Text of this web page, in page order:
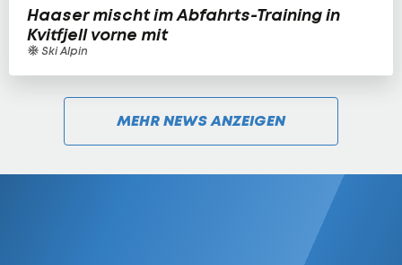
Haaser mischt im Abfahrts-Training in
Kvitfjell vorne mit
Ski Alpin
MEHR NEWS ANZEIGEN